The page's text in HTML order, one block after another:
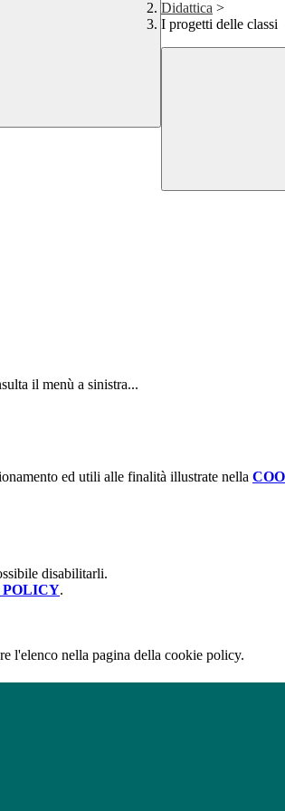
Didattica >
I progetti delle classi
il menù a sinistra...
ed utili alle finalità illustrate nella
disabilitarli.
POLICY.
l'elenco nella pagina della cookie policy.